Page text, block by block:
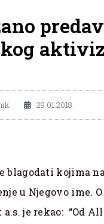
29.01.2018.
blagodati kojima
u Njegovo ime.
a.s. je rekao: “Od